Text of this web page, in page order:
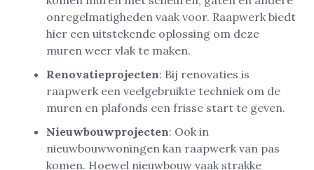
onregelmatigheden vaak voor. Raapwerk biedt
hier een uitstekende oplossing om deze
muren weer vlak te maken.
Renovatieprojecten: Bij renovaties is
raapwerk een veelgebruikte techniek om de
muren en plafonds een frisse start te geven.
Nieuwbouwprojecten: Ook in
nieuwbouwwoningen kan raapwerk van pas
komen. Hoewel nieuwbouw vaak strakke